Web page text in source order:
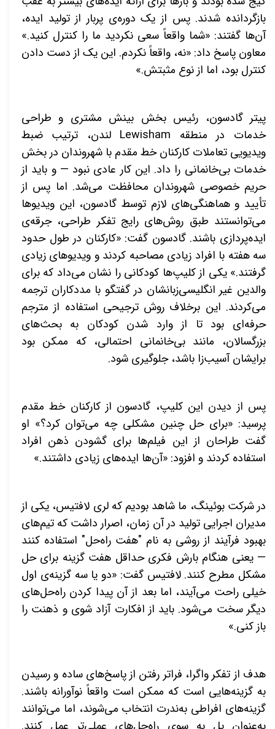
بازگردانده شدند. پس از یک دوره‌ی پربار از تولید ایده،
آن‌ها گفتند: «شما واقعاً سعی نکردید ما را کنترل کنید.»
معاون پاسخ داد: «نه، واقعاً نکردم. این یک از دست دادن
کنترل بود، اما از نوع مثبتش.»
پیتر گادسون، رئیس بخش بینش مشتری و طراحی
خدمات در منطقه Lewisham لندن، ترتیب ضبط
ویدیویی تعاملات کارکنان خط مقدم با شهروندان در بخش
خدمات بی‌خانمانی را داد. این کار عادی نبود — و باید از
حریم خصوصی شهروندان محافظت می‌شد. اما پس از
تأیید و هماهنگی‌های لازم توسط گادسون، این ویدیوها
می‌توانستند طبق روش‌های رایج تفکر طراحی، جرقه‌ی
ایده‌پردازی باشند. گادسون گفت: «کارکنان در طول حدود
سه هفته با افراد زیادی مصاحبه کردند و ویدیوهای زیادی
گرفتند.» یکی از کلیپ‌ها کودکانی را نشان می‌داد که برای
والدین غیر انگلیسی‌زبانشان در گفتگو با مددکاران ترجمه
می‌کردند. این برخلاف روش ترجیحی استفاده از مترجم
حرفه‌ای بود تا از وارد شدن کودکان به بحث‌های
بزرگسالان، مانند بی‌خانمانی احتمالی، که ممکن بود
برایشان آسیب‌زا باشد، جلوگیری شود.
پس از دیدن این کلیپ، گادسون از کارکنان خط مقدم
پرسید: «برای حل چنین مشکلی چه می‌توان کرد؟» او
گفت طراحان از این فیلم‌ها برای گشودن ذهن افراد
استفاده کردند و افزود: «آن‌ها ایده‌های زیادی داشتند.»
در شرکت بوئینگ، ما شاهد بودیم که لری لافتیس، یکی از
مدیران اجرایی تولید در آن زمان، اصرار داشت که تیم‌های
بهبود فرآیند از روشی به نام "هفت راه‌حل" استفاده کنند
— یعنی هنگام بارش فکری حداقل هفت گزینه برای حل
مشکل مطرح کنند. لافتیس گفت: «دو یا سه گزینه‌ی اول
خیلی راحت می‌آیند، اما بعد از آن پیدا کردن راه‌حل‌های
دیگر سخت می‌شود. باید از افکارت آزاد شوی و ذهنت را
باز کنی.»
هدف از تفکر واگرا، فراتر رفتن از پاسخ‌های ساده و رسیدن
به گزینه‌هایی است که ممکن است واقعاً نوآورانه باشند.
گزینه‌های افراطی به‌ندرت انتخاب می‌شوند، اما می‌توانند